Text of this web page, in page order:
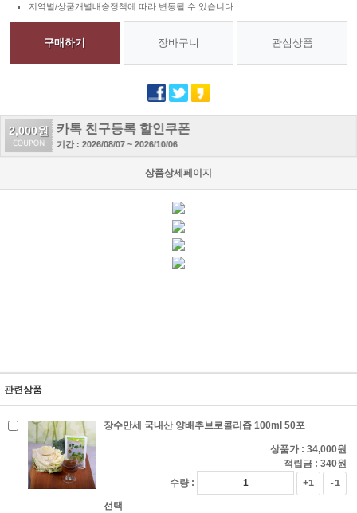
지역별/상품개별배송정책에 따라 변동될 수 있습니다
구매하기 장바구니 관심상품
2,000원 카톡 친구등록 할인쿠폰
기간 : 2026/08/07 ~ 2026/10/06
상품상세페이지
관련상품
장수만세 국내산 양배추브로콜리즙 100ml 50포
상품가 : 34,000원
적립금 : 340원
수량 :
+1
-1
선택